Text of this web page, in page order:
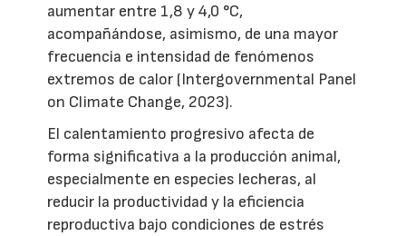
aumentar entre 1,8 y 4,0 °C,
acompañándose, asimismo, de una mayor
frecuencia e intensidad de fenómenos
extremos de calor (Intergovernmental Panel
on Climate Change, 2023).
El calentamiento progresivo afecta de
forma significativa a la producción animal,
especialmente en especies lecheras, al
reducir la productividad y la eficiencia
reproductiva bajo condiciones de estrés